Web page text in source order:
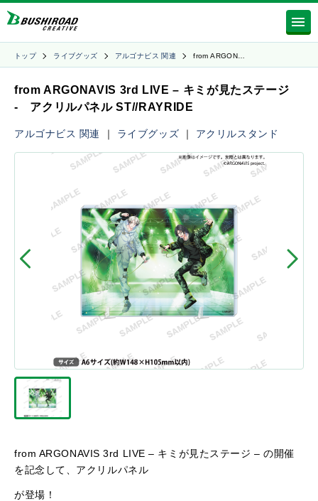
トップ ライブグッズ アルゴナビス 関連 from ARGON…
from ARGONAVIS 3rd LIVE – キミが見たステージ
- アクリルパネル ST//RAYRIDE
アルゴナビス 関連 ｜ ライブグッズ ｜ アクリルスタンド
from ARGONAVIS 3rd LIVE – キミが見たステージ – の開催
を記念して、アクリルパネル
が登場！